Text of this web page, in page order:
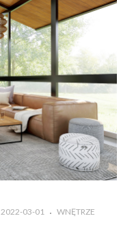
2022-03-01 WNĘTRZE